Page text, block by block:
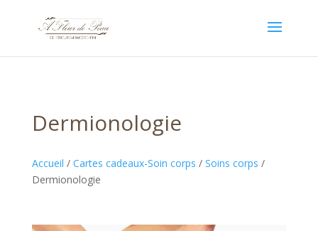
Dermionologie
Accueil / Cartes cadeaux-Soin corps / Soins corps /
Dermionologie